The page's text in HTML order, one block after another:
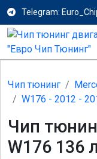
Telegram:
Чип тюнинг
W176 - 2012 -
Чип
W176 136